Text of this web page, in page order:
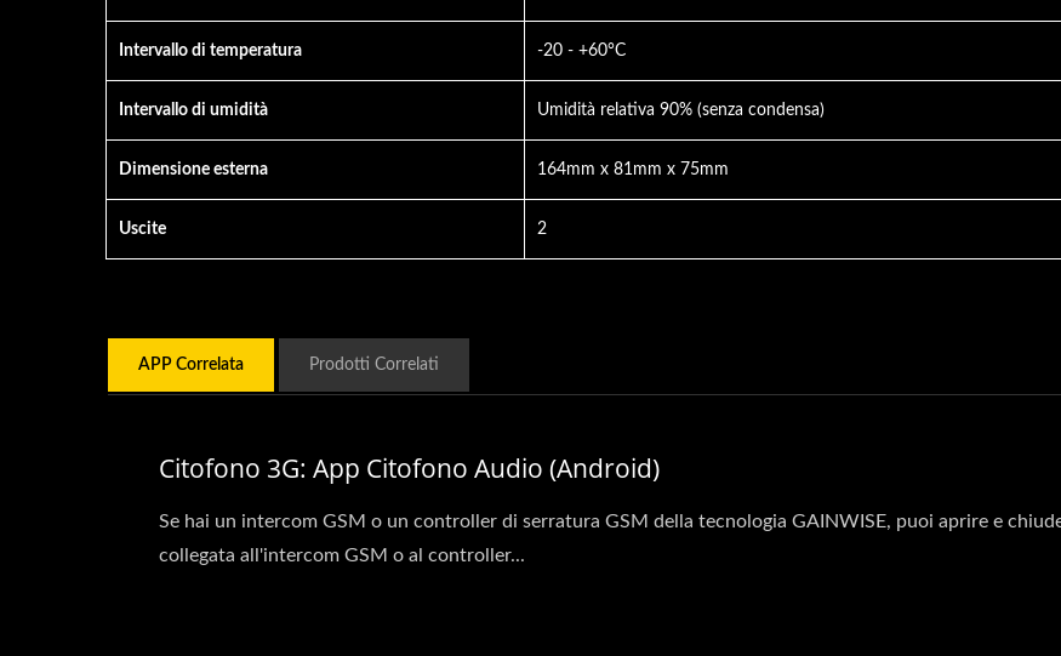
Intervallo di temperatura -20 - +60°C
Intervallo di umidità Umidità relativa 90% (senza condensa)
Dimensione esterna 164mm x 81mm x 75mm
Uscite 2
APP Correlata Prodotti Correlati
Citofono 3G: App Citofono Audio (Android)
Se hai un intercom GSM o un controller di serratura GSM della tecnologia GAINWISE, puoi aprire e
collegata all'intercom GSM o al controller...